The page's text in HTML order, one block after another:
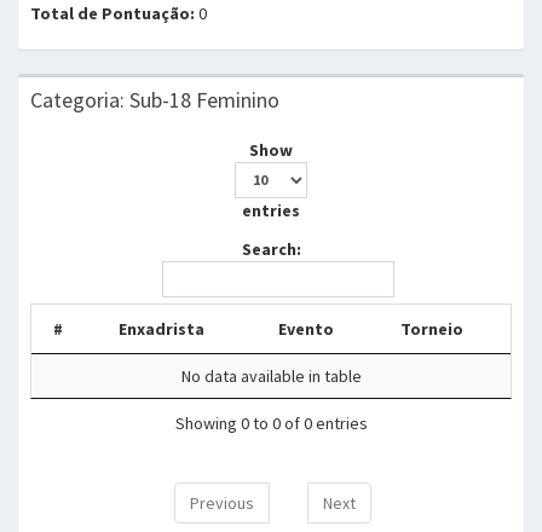
Total de Pontuação: 0
Categoria: Sub-18 Feminino
Show
entries
Search:
# Enxadrista Evento Torneio
No data available in table
Showing 0 to 0 of 0 entries
Previous Next